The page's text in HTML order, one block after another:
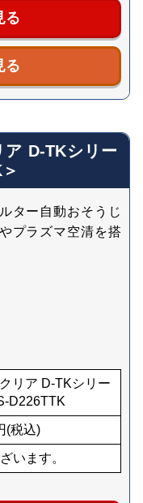
る
る
D-TKシリー
ター自動おそうじ
プラズマ空清を搭
リア D-TKシリー
D226TTK
(税込)
います。